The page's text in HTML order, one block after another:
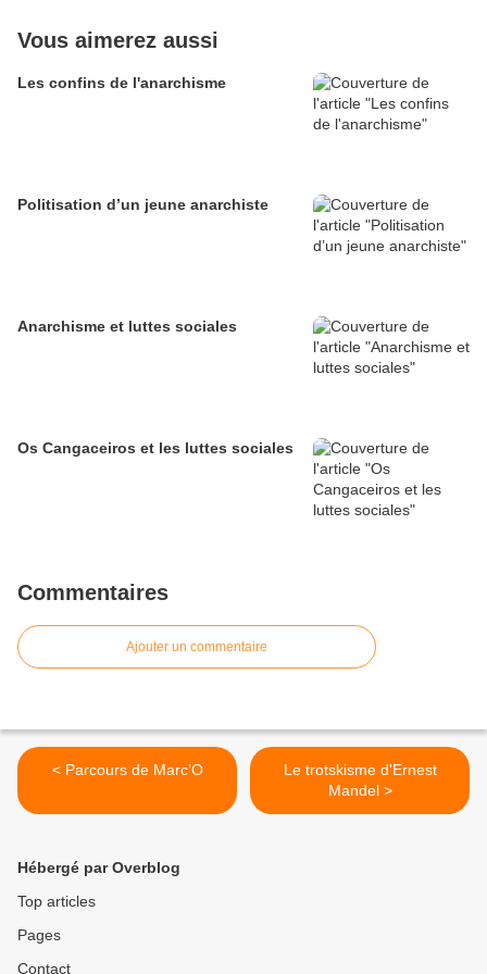
Vous aimerez aussi
Les confins de l'anarchisme
Politisation d’un jeune anarchiste
Anarchisme et luttes sociales
Os Cangaceiros et les luttes sociales
Commentaires
Ajouter un commentaire
< Parcours de Marc’O
Le trotskisme d'Ernest
Mandel >
Hébergé par Overblog
Top articles
Pages
Contact